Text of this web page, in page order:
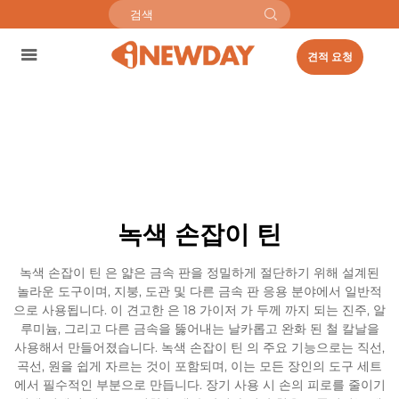
견적 요청
녹색 손잡이 틴
녹색 손잡이 틴 은 얇은 금속 판을 정밀하게 절단하기 위해 설계된
놀라운 도구이며, 지붕, 도관 및 다른 금속 판 응용 분야에서 일반적
으로 사용됩니다. 이 견고한 은 18 가이저 가 두께 까지 되는 진주, 알
루미늄, 그리고 다른 금속을 뚫어내는 날카롭고 완화 된 철 칼날을
사용해서 만들어졌습니다. 녹색 손잡이 틴 의 주요 기능으로는 직선,
곡선, 원을 쉽게 자르는 것이 포함되며, 이는 모든 장인의 도구 세트
에서 필수적인 부분으로 만듭니다. 장기 사용 시 손의 피로를 줄이기